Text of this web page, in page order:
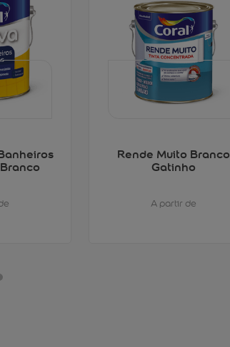
Rende Muito Branco
Gatinho
A partir de